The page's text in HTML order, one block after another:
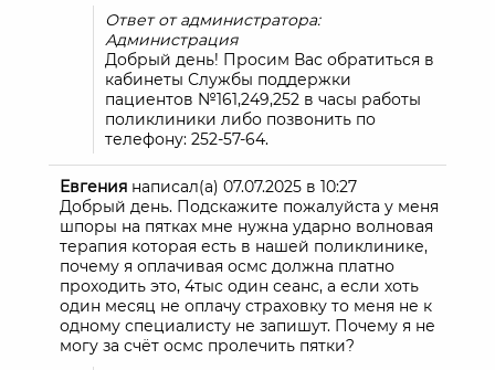
Ответ от администратора:
Администрация
Добрый день! Просим Вас обратиться в
кабинеты Службы поддержки
пациентов №161,249,252 в часы работы
поликлиники либо позвонить по
телефону: 252-57-64.
Евгения написал(а) 07.07.2025 в 10:27
Добрый день. Подскажите пожалуйста у меня
шпоры на пятках мне нужна ударно волновая
терапия которая есть в нашей поликлинике,
почему я оплачивая осмс должна платно
проходить это, 4тыс один сеанс, а если хоть
один месяц не оплачу страховку то меня не к
одному специалисту не запишут. Почему я не
могу за счёт осмс пролечить пятки?